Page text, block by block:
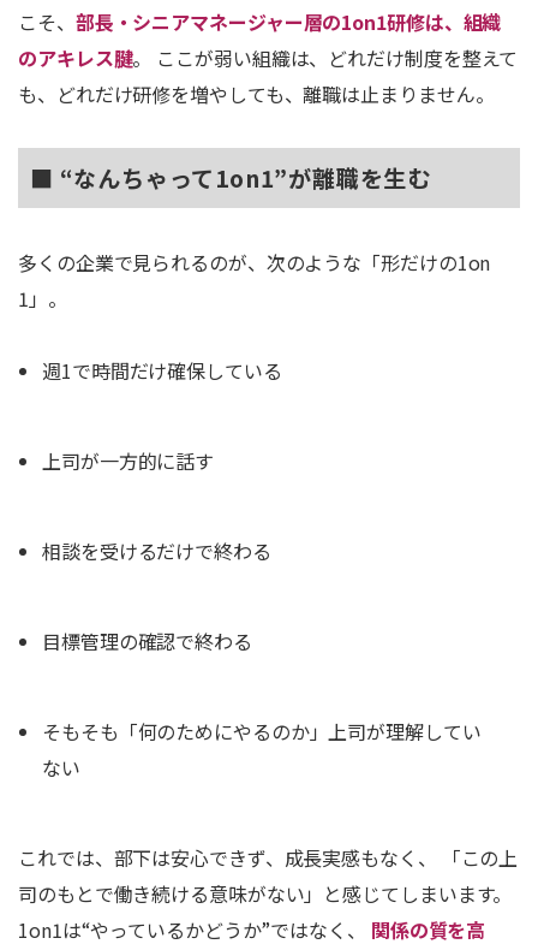
こそ、 部長・シニアマネージャー層の1on1研修は、組織
のアキレス腱。 ここが弱い組織は、どれだけ制度を整えて
も、どれだけ研修を増やしても、離職は止まりません。
■ “なんちゃって1on1”が離職を生む
多くの企業で見られるのが、次のような「形だけの1on
1」。
週1で時間だけ確保している
上司が一方的に話す
相談を受けるだけで終わる
目標管理の確認で終わる
そもそも「何のためにやるのか」上司が理解してい
ない
これでは、部下は安心できず、成長実感もなく、 「この上
司のもとで働き続ける意味がない」と感じてしまいます。
1on1は“やっているかどうか”ではなく、 関係の質を高